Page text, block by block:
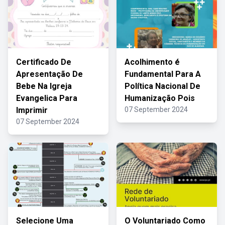
Certificado De
Apresentação De
Bebe Na Igreja
Evangelica Para
Imprimir
07 September 2024
Acolhimento é
Fundamental Para A
Política Nacional De
Humanização Pois
07 September 2024
Selecione Uma O Voluntariado Como